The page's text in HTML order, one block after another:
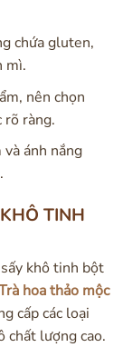
chứa gluten,
mì.
nên chọn
rõ ràng.
ánh nắng
TINH
khô tinh bột
hoa thảo mộc
cấp các loại
chất lượng cao.